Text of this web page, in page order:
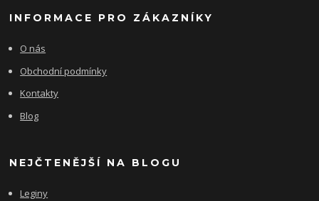
INFORMACE PRO ZÁKAZNÍKY
O nás
Obchodní podmínky
Kontakty
Blog
NEJČTENĚJŠÍ NA BLOGU
Leginy